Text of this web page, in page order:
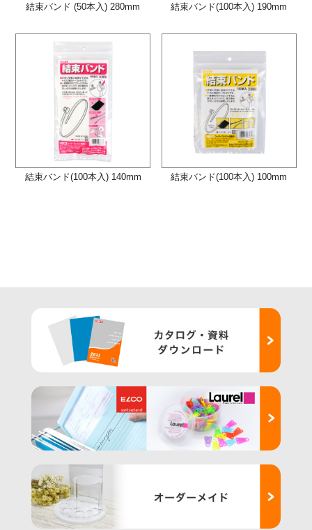
結束バンド (50本入) 280mm 結束バンド(100本入) 190mm
結束バンド(100本入) 140mm 結束バンド(100本入) 100mm